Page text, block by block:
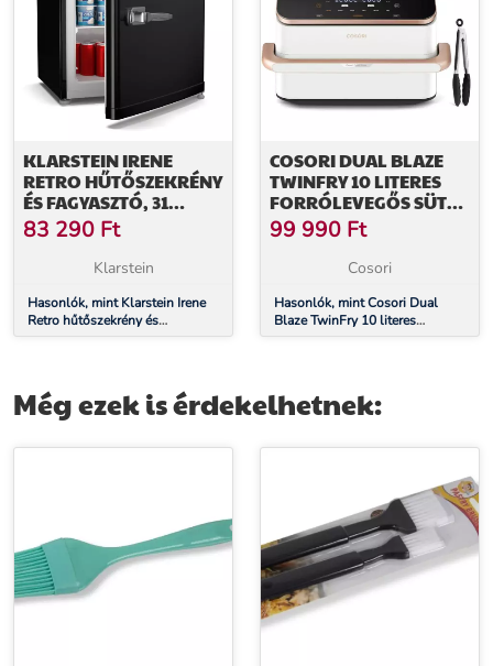
KLARSTEIN IRENE
RETRO HŰTŐSZEKRÉNY
ÉS FAGYASZTÓ, 31
LITERES, FAGYASZTÓ ÉS
HŰTŐSZEKRÉNY
EGYBEN, GAZDASÁGOS
83 290 Ft
Klarstein
Hasonlók, mint Klarstein Irene
Retro hűtőszekrény és
fagyasztó, 31 literes, fagyasztó
COSORI DUAL BLAZE
TWINFRY 10 LITERES
FORRÓLEVEGŐS SÜTŐ
FEHÉR SZÍNBEN
99 990 Ft
Cosori
Hasonlók, mint Cosori Dual
Blaze TwinFry 10 literes
Forrólevegős Sütő fehér színben
Még ezek is érdekelhetnek: